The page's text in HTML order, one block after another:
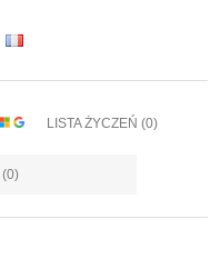
LISTA ŻYCZEŃ (0)
(0)